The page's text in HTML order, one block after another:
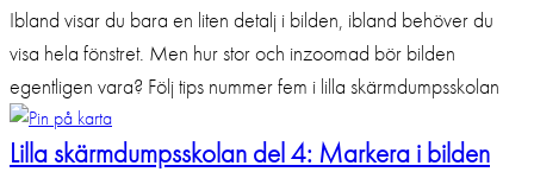
Ibland visar du bara en liten detalj i bilden, ibland behöver du
visa hela fönstret. Men hur stor och inzoomad bör bilden
egentligen vara? Följ tips nummer fem i lilla skärmdumpsskolan
Lilla skärmdumpsskolan del 4: Markera i bilden